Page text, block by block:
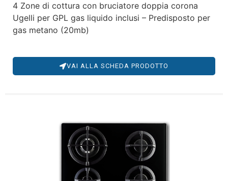
4 Zone di cottura con bruciatore doppia corona
Ugelli per GPL gas liquido inclusi – Predisposto per
gas metano (20mb)
VAI ALLA SCHEDA PRODOTTO